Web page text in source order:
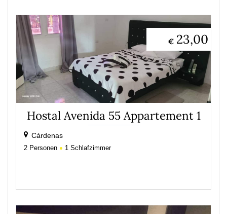
23,00
€
Hostal Avenida 55 Appartement 1
Cárdenas
2 Personen 1 Schlafzimmer